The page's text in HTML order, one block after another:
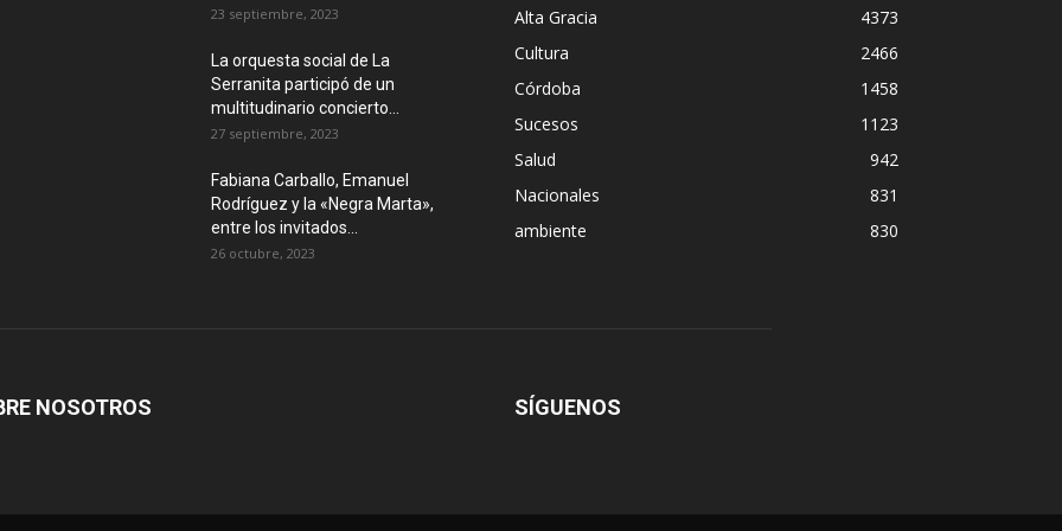
23 septiembre, 2023
La orquesta social de La
Serranita participó de un
multitudinario concierto...
27 septiembre, 2023
Fabiana Carballo, Emanuel
Rodríguez y la «Negra Marta»,
entre los invitados...
26 octubre, 2023
Alta Gracia
4373
Cultura
2466
Córdoba
1458
Sucesos
1123
Salud
942
Nacionales
831
ambiente
830
NOSOTROS SÍGUENOS